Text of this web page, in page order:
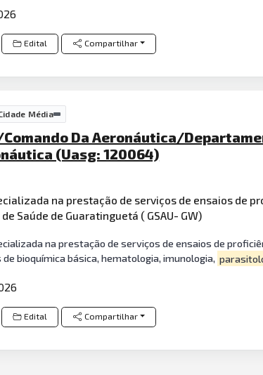
Edital Compartilhar
Média
Da Aeronáutica/
(Uasg: 120064)
na prestação de serviços de ensaios de
de Saúde de Guaratinguetá ( GSAU- GW)
na prestação de serviços de ensaios de
bioquímica básica, hematologia, imunologia,
Edital Compartilhar